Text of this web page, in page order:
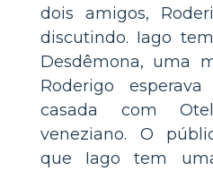
dois amigos,
discutindo. Iago
Desdêmona, uma
Roderigo
casada com
veneziano. O
que Iago tem